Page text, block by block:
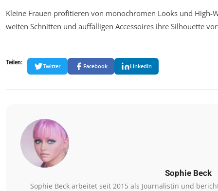
Kleine Frauen profitieren von monochromen Looks und High-
weiten Schnitten und auffälligen Accessoires ihre Silhouette
Teilen:
Twitter Facebook LinkedIn
Sophie Beck
Sophie Beck arbeitet seit 2015 als Journalistin und